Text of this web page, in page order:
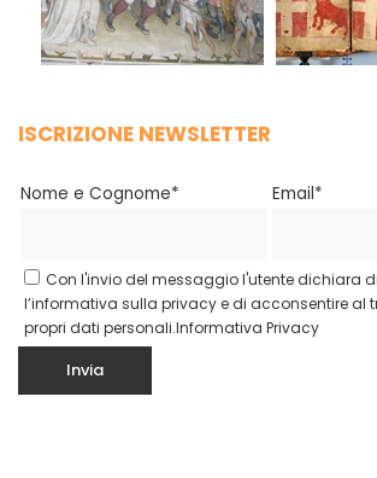
ISCRIZIONE NEWSLETTER
Nome e Cognome* Email*
Con l'invio del messaggio l'utente dichiara
l’informativa sulla privacy e di acconsentire al
propri dati personali.Informativa Privacy